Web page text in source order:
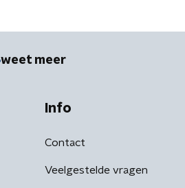
weet meer
Info
Contact
Veelgestelde vragen